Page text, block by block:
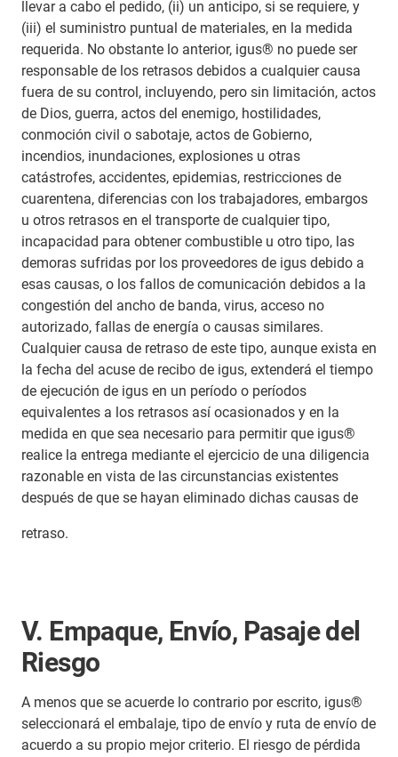
llevar a cabo el pedido, (ii) un anticipo, si se requiere, y
(iii) el suministro puntual de materiales, en la medida
requerida. No obstante lo anterior, igus® no puede ser
responsable de los retrasos debidos a cualquier causa
fuera de su control, incluyendo, pero sin limitación, actos
de Dios, guerra, actos del enemigo, hostilidades,
conmoción civil o sabotaje, actos de Gobierno,
incendios, inundaciones, explosiones u otras
catástrofes, accidentes, epidemias, restricciones de
cuarentena, diferencias con los trabajadores, embargos
u otros retrasos en el transporte de cualquier tipo,
incapacidad para obtener combustible u otro tipo, las
demoras sufridas por los proveedores de igus debido a
esas causas, o los fallos de comunicación debidos a la
congestión del ancho de banda, virus, acceso no
autorizado, fallas de energía o causas similares.
Cualquier causa de retraso de este tipo, aunque exista en
la fecha del acuse de recibo de igus, extenderá el tiempo
de ejecución de igus en un período o períodos
equivalentes a los retrasos así ocasionados y en la
medida en que sea necesario para permitir que igus®
realice la entrega mediante el ejercicio de una diligencia
razonable en vista de las circunstancias existentes
después de que se hayan eliminado dichas causas de
retraso.
V. Empaque, Envío, Pasaje del
Riesgo
A menos que se acuerde lo contrario por escrito, igus®
seleccionará el embalaje, tipo de envío y ruta de envío de
acuerdo a su propio mejor criterio. El riesgo de pérdida